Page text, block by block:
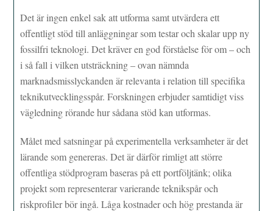
Det är ingen enkel sak att utforma samt utvärdera ett
offentligt stöd till anläggningar som testar och skalar upp ny
fossilfri teknologi. Det kräver en god förståelse för om – och
i så fall i vilken utsträckning – ovan nämnda
marknadsmisslyckanden är relevanta i relation till specifika
teknikutvecklingsspår. Forskningen erbjuder samtidigt viss
vägledning rörande hur sådana stöd kan utformas.
Målet med satsningar på experimentella verksamheter är det
lärande som genereras. Det är därför rimligt att större
offentliga stödprogram baseras på ett portföljtänk; olika
projekt som representerar varierande teknikspår och
riskprofiler bör ingå. Låga kostnader och hög prestanda är